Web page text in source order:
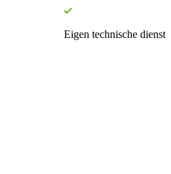
Eigen technische dienst